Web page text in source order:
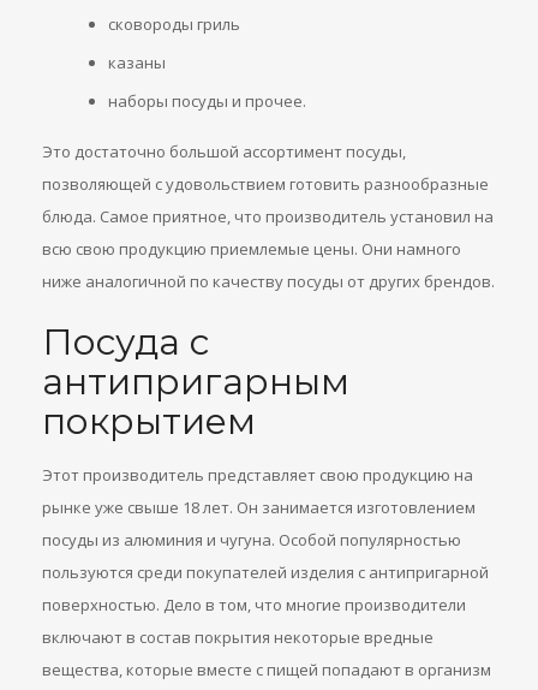
сковороды гриль
казаны
наборы посуды и прочее.
Это достаточно большой ассортимент посуды,
позволяющей с удовольствием готовить разнообразные
блюда. Самое приятное, что производитель установил на
всю свою продукцию приемлемые цены. Они намного
ниже аналогичной по качеству посуды от других брендов.
Посуда с
антипригарным
покрытием
Этот производитель представляет свою продукцию на
рынке уже свыше 18 лет. Он занимается изготовлением
посуды из алюминия и чугуна. Особой популярностью
пользуются среди покупателей изделия с антипригарной
поверхностью. Дело в том, что многие производители
включают в состав покрытия некоторые вредные
вещества, которые вместе с пищей попадают в организм